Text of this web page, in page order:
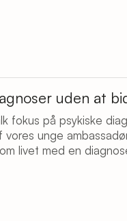
uden at
fokus på psykiske
unge
livet med en